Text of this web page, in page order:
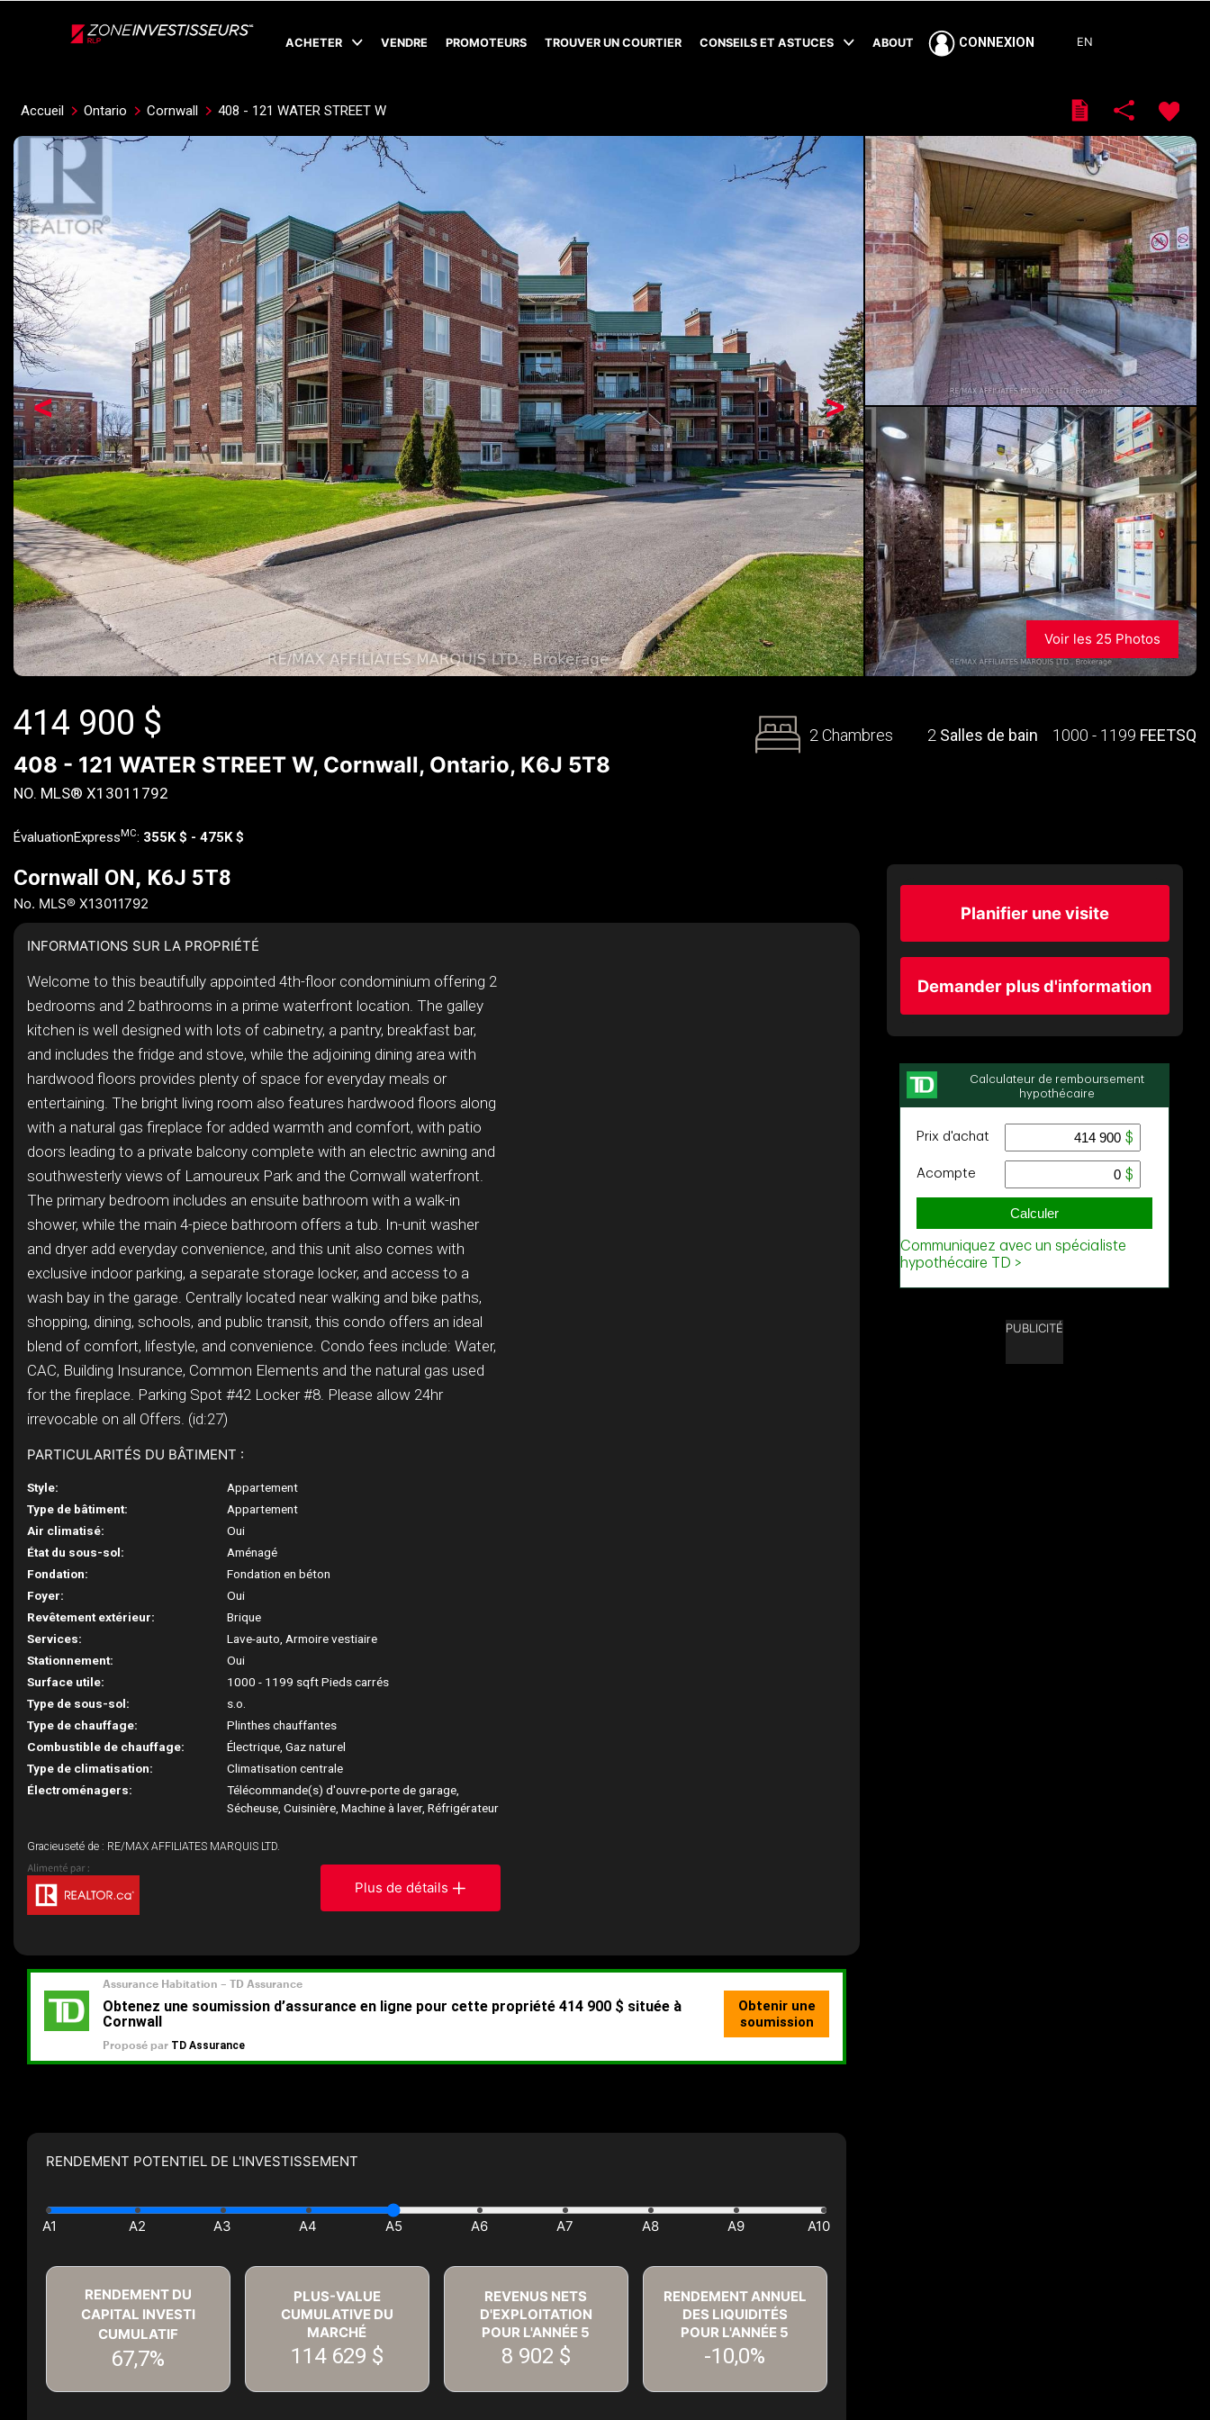
ACHETER VENDRE PROMOTEURS TROUVER UN COURTIER CONSEILS ET ASTUCES ABOUT CONNEXION EN
Accueil Ontario Cornwall 408 - 121 WATER STREET W
>
<
Voir les 25 Photos
414 900 $
408 - 121 WATER STREET W, Cornwall, Ontario, K6J 5T8
NO. MLS® X13011792
2 Chambres 2 Salles de bain 1000 - 1199 FEETSQ
ÉvaluationExpress MC: 355K $ - 475K $
Cornwall ON, K6J 5T8
No. MLS® X13011792
INFORMATIONS SUR LA PROPRIÉTÉ
Welcome to this beautifully appointed 4th-floor condominium offering 2
bedrooms and 2 bathrooms in a prime waterfront location. The galley
kitchen is well designed with lots of cabinetry, a pantry, breakfast bar,
and includes the fridge and stove, while the adjoining dining area with
hardwood floors provides plenty of space for everyday meals or
entertaining. The bright living room also features hardwood floors along
with a natural gas fireplace for added warmth and comfort, with patio
doors leading to a private balcony complete with an electric awning and
southwesterly views of Lamoureux Park and the Cornwall waterfront.
The primary bedroom includes an ensuite bathroom with a walk-in
shower, while the main 4-piece bathroom offers a tub. In-unit washer
and dryer add everyday convenience, and this unit also comes with
exclusive indoor parking, a separate storage locker, and access to a
wash bay in the garage. Centrally located near walking and bike paths,
shopping, dining, schools, and public transit, this condo offers an ideal
blend of comfort, lifestyle, and convenience. Condo fees include: Water,
CAC, Building Insurance, Common Elements and the natural gas used
for the fireplace. Parking Spot #42 Locker #8. Please allow 24hr
irrevocable on all Offers. (id:27)
PARTICULARITÉS DU BÂTIMENT :
Style:
Appartement
Type de bâtiment:
Appartement
Air climatisé:
Oui
État du sous-sol:
Aménagé
Fondation:
Fondation en béton
Foyer:
Oui
Revêtement extérieur:
Brique
Services:
Lave-auto, Armoire vestiaire
Stationnement:
Oui
Surface utile:
1000 - 1199 sqft Pieds carrés
Type de sous-sol:
s.o.
Type de chauffage:
Plinthes chauffantes
Combustible de chauffage:
Électrique, Gaz naturel
Type de climatisation:
Climatisation centrale
Électroménagers:
Télécommande(s) d'ouvre-porte de garage,
Sécheuse, Cuisinière, Machine à laver, Réfrigérateur
Gracieuseté de : RE/MAX AFFILIATES MARQUIS LTD.
Plus de détails
RENDEMENT POTENTIEL DE L'INVESTISSEMENT
RENDEMENT DU
CAPITAL INVESTI
CUMULATIF
67,7%
PLUS-VALUE
CUMULATIVE DU
MARCHÉ
114 629 $
REVENUS NETS
D'EXPLOITATION
POUR L'ANNÉE 5
8 902 $
RENDEMENT ANNUEL
DES LIQUIDITÉS
POUR L'ANNÉE 5
-10,0%
Planifier une visite
Demander plus d'information
PUBLICITÉ